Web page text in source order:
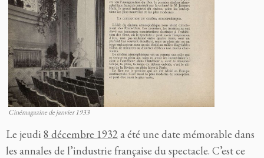
Cinémagazine de janvier 1933
Le jeudi 8 décembre 1932a été une date mémorable dans
les annales de l’industrie française du spectacle. C’est ce